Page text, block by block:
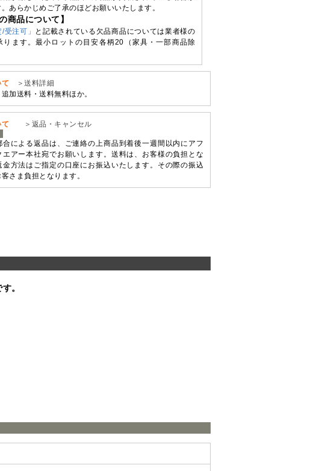
あらかじめご了承のほどお願いいたします。
商品について】
/受注可」
と記載されている欠品商品については業者様の
ります。最小ロットの目安各柄20（家具・一部商品除
＞送料詳細
加送料・送料無料ほか。
＞返品・キャンセル
合による返品は、ご連絡の上商品到着後一週間以内にアフ
エアー本社宛でお願いします。送料は、お客様の負担とな
金方法はご指定の口座にお振込いたします。その際の振込
さま負担となります。
。